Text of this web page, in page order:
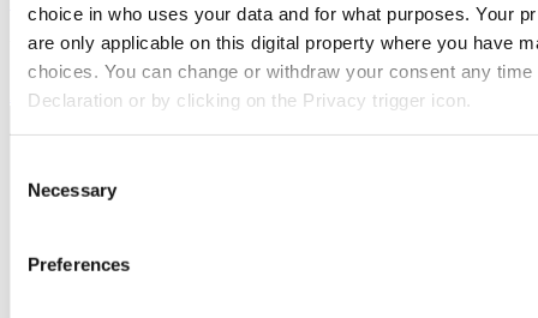
choice in who uses your data and for what purposes. Your
are only applicable on this digital property where you have
choices. You can change or withdraw your consent any
Declaration or by clicking on the Privacy trigger icon.
preferences in the
features and to analyse our traffic. We also share
Selection
Necessary
Preferences
Utvalda kategorier
AffärerAnnons debatt prAlmedalen